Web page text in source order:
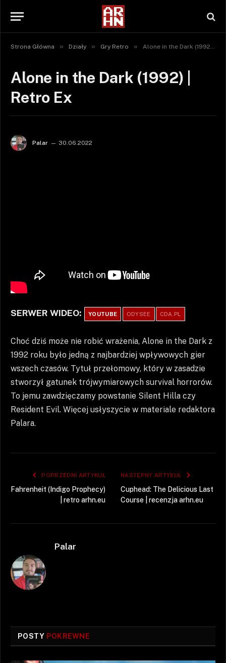
Strona Główna » Działy » Gry Retro » Alone in the Dark (1992) | Retro Ex
Alone in the Dark (1992) |
Retro Ex
Palar 30.06.2022
SERWER WIDEO: YOUTUBE ODYSEE CDA.PL
Choć dziś może nie robić wrażenia, Alone in the Dark z
1992 roku było jedną z najbardziej wpływowych gier
wszech czasów. Tytuł przełomowy, który w zasadzie
stworzył gatunek trójwymiarowych survival horrorów.
To jemu zawdzięczamy powstanie Silent Hilla czy
Resident Evil. Więcej usłyszycie w materiale redaktora
Palara.
POPRZEDNI ARTYKUŁ
Fahrenheit (Indigo Prophecy)
| retro arhn.eu
NASTĘPNY ARTYKUŁ
Cuphead: The Delicious Last
Course | recenzja arhn.eu
Palar
POSTY POKREWNE